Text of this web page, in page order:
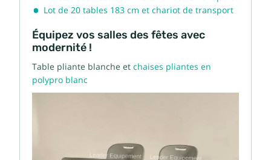
Lot de 20 tables 183 cm et chariot de transport
Équipez vos salles des fêtes avec
modernité !
Table pliante blanche et chaises pliantes en
polypro blanc